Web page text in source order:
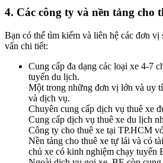
4. Các công ty và nền tảng cho
Bạn có thể tìm kiếm và liên hệ các đơn vị
vấn chi tiết:
Cung cấp đa dạng các loại xe 4-7
tuyến du lịch.
Một trong những đơn vị lớn và uy
và dịch vụ.
Chuyên cung cấp dịch vụ thuê xe
Cung cấp dịch vụ thuê xe du lịch
Công ty cho thuê xe tại TP.HCM
Nền tảng cho thuê xe tự lái và có
chủ xe có kinh nghiệm chạy tuyến